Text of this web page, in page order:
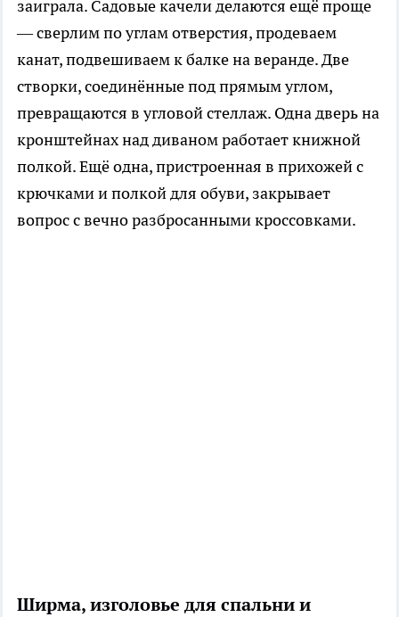
заиграла. Садовые качели делаются ещё проще
— сверлим по углам отверстия, продеваем
канат, подвешиваем к балке на веранде. Две
створки, соединённые под прямым углом,
превращаются в угловой стеллаж. Одна дверь на
кронштейнах над диваном работает книжной
полкой. Ещё одна, пристроенная в прихожей с
крючками и полкой для обуви, закрывает
вопрос с вечно разбросанными кроссовками.
Ширма, изголовье для спальни и